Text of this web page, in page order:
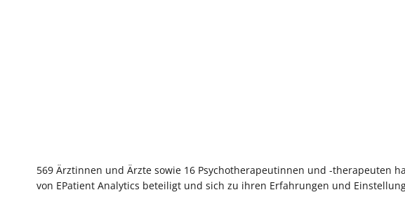
569 Ärztinnen und Ärzte sowie 16 Psychotherapeutinnen und -therapeuten
von EPatient Analytics beteiligt und sich zu ihren Erfahrungen und